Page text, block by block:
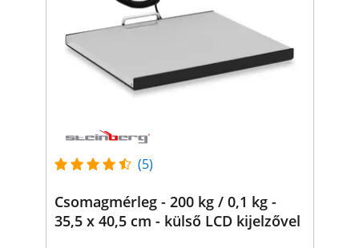
(5)
Csomagmérleg - 200 kg / 0,1 kg -
35,5 x 40,5 cm - külső LCD kijelzővel